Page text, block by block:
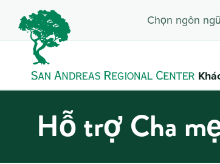
Chọn ngôn
Hỗ trợ Cha